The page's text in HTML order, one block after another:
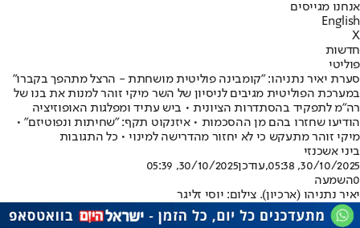
אנחנו מגייסים
English
X
חדשות
פוליטי
סערת יאיר נתניהו: "קומבינה פוליטית מושחתת - הרצל מתהפך בקברו"
במערכת הפוליטית מגיבים לניסיון של השר מיקי זוהר למנות את בנו של
רה"מ לתפקיד בהסתדרות הציונית • ביש עתיד ומפלגות האופוזיציה
הודיעו שחזרו בהם מן ההסכמות • איזנקוט תקף: "שחיתות ונפוטיזם" •
מיקי זוהר מתעקש כי לא יחזור מהדרישה למינוי • כל התגובות
ביני אשכנזי
30/10/2025, 05:38
,עודכן30/10/2025, 05:39
0השמעה
יאיר נתניהו (ארכיון). צילום: יוסי זליגר